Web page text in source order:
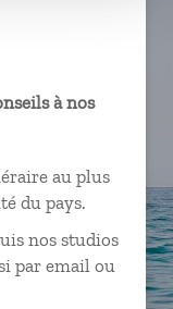
à nos
au plus
du pays.
nos studios
par email ou